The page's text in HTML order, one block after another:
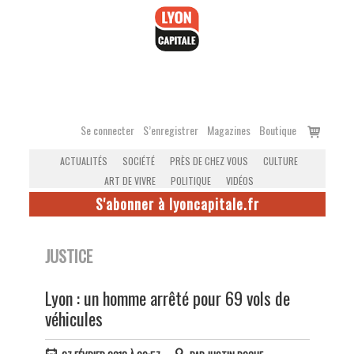
Se connecter S’enregistrer Magazines Boutique
Voir
ACTUALITÉS SOCIÉTÉ PRÈS DE CHEZ VOUS
CULTURE
ART DE VIVRE
POLITIQUE VIDÉOS
S'abonner à lyoncapitale.fr
JUSTICE
Lyon : un homme arrêté pour 69 vols de
véhicules